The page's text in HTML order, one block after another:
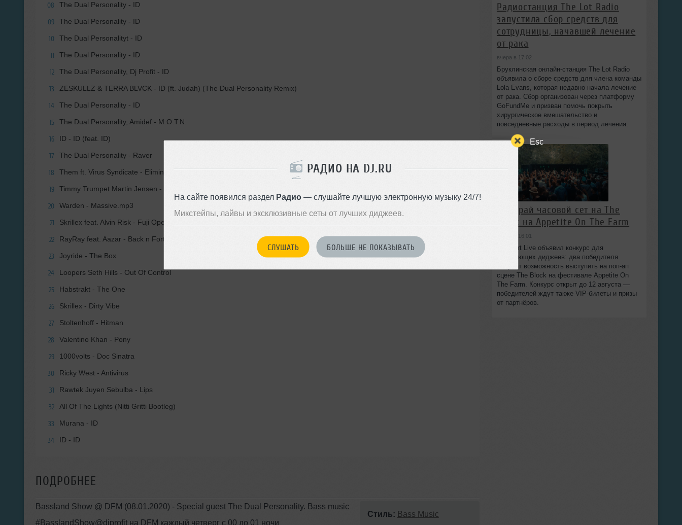
Esc
РАДИО НА DJ.RU
На сайте появился раздел Радио— слушайте лучшую электронную музыку 24/7!
Микстейпы, лайвы и эксклюзивные сеты от лучших диджеев.
СЛУШАТЬ БОЛЬШЕ НЕ ПОКАЗЫВАТЬ
08 The Dual Personality - ID
09 The Dual Personality - ID
10 The Dual Personalityt - ID
11 The Dual Personality - ID
12 The Dual Personality, Dj Profit - ID
13 ZESKULLZ & TERRA BLVCK - ID (ft. Judah) (The Dual Personality Remix)
14 The Dual Personality - ID
15 The Dual Personality, Amidef - M.O.T.N.
16 ID - ID (feat. ID)
17 The Dual Personality - Raver
18 Them ft. Virus Syndicate - Eliminate (Qlank Flip).mp3
19 Timmy Trumpet Martin Jensen - Rubber Bands
20 Warden - Massive.mp3
21 Skrillex feat. Alvin Risk - Fuji Opener (feat. Alvin Risk)
22 RayRay feat. Aazar - Back n Forth
23 Joyride - The Box
24 Loopers Seth Hills - Out Of Control
25 Habstrakt - The One
26 Skrillex - Dirty Vibe
27 Stoltenhoff - Hitman
28 Valentino Khan - Pony
29 1000volts - Doc Sinatra
30 Ricky West - Antivirus
31 Rawtek Juyen Sebulba - Lips
32 All Of The Lights (Nitti Gritti Bootleg)
33 Murana - ID
34 ID - ID
ПОДРОБНЕЕ
Bassland Show @ DFM (08.01.2020) - Special guest The Dual Personality. Bass music
#BasslandShow@djprofit на DFM каждый четверг с 00 до 01 ночи
Стиль: Bass Music
Радиостанция The Lot Radio
запустила сбор средств для
сотрудницы, начавшей лечение
от рака
вчера в 17:02
Бруклинская онлайн-станция The Lot Radio
объявила о сборе средств для члена команды
Lola Evans, которая недавно начала лечение
от рака. Сбор организован через платформу
GoFundMe и призван помочь покрыть
хирургическое вмешательство и
повседневные расходы в период лечения.
Выиграй часовой сет на The
Block на Appetite On The Farm
вчера в 16:01
Beatport Live объявил конкурс для
начинающих диджеев: два победителя
получат возможность выступить на поп‑ап
сцене The Block на фестивале Appetite On
The Farm. Конкурс открыт до 12 августа —
победителей ждут также VIP‑билеты и призы
от партнёров.